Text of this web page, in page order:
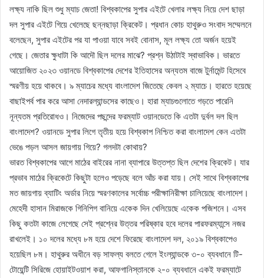
লক্ষ্য নাকি ছিল শুধু ম্যাচ জেতা! বিশ্বকাপের সুপার এইটে খেলার লক্ষ্য নিয়ে দেশ ছাড়া
দল সুপার এইটে গিয়ে খেলেছে ছন্নছাড়া ক্রিকেট। প্রধান কোচ হাথুরুও সংবাদ সম্মেলনে
বলেছেন, সুপার এইটের পর যা পাওয়া যাবে সবই বোনাস, মূল লক্ষ্য তো অর্জন হয়েই
গেছে। জেতার ক্ষুধাটা কি আদৌ ছিল দলের মাঝে? প্রশ্ন উঠাটাই স্বাভাবিক। ভারতে
আয়োজিত ২০২৩ ওয়ানডে বিশ্বকাপের দেশের ইতিহাসের অন্যতম বাজে টুর্নামেন্ট হিসেবে
স্মরণীয় হয়ে থাকবে। ৯ ম্যাচের মধ্যে বাংলাদেশ জিতেছে কেবল ২ ম্যাচে। হারতে হয়েছে
বাছাইপর্ব পার করে আসা নেদারল্যান্ডসের কাছেও। হারা ম্যাচগুলোতে গড়তে পারেনি
নূন্যতম প্রতিরোধও। নিজেদের পছন্দের ফরম্যাট ওয়ানডেতে কি এতটা দুর্বল দল ছিল
বাংলাদেশ? ওয়ানডে সুপার লিগে তৃতীয় হয়ে বিশ্বকাপ নিশ্চিত করা বাংলাদেশ কেন এতটা
ভেঙে পড়ল আসল জায়গায় গিয়ে? গলদটা কোথায়?
ভারত বিশ্বকাপের আগে মাঠের বাইরের নানা ব্যাপারে উত্তপ্ত ছিল দেশের ক্রিকেট। যার
প্রভাব মাঠের ক্রিকেটে কিছুটা হলেও পড়েছে বলে আঁচ করা যায়। সেই সাথে বিশ্বকাপের
মত জায়গায় ব্যাটিং অর্ডার নিয়ে স্মরণকালের সর্বোচ্চ পরীক্ষানিরীক্ষা চালিয়েছে বাংলাদেশ।
মেহেদী হাসান মিরাজকে গিনিপিগ বানিয়ে একেক দিন খেলিয়েছে একেক পজিশনে। এসব
কিছু কতটা কাজে লেগেছে সেই প্রশ্নের উত্তর পরিষ্কার হবে দলের পারফরম্যান্সে নজর
রাখলেই। ১০ দলের মধ্যে ৮ম হয়ে দেশে ফিরেছে বাংলাদেশ দল, ২০১৯ বিশ্বকাপেও
হয়েছিল ৮ম। হাথুরুর অধীনে বড় সাফল্য বলতে গেলে ইংল্যান্ডকে ৩-০ ব্যবধানে টি-
টোয়েন্টি সিরিজে হোয়াইটওয়াশ করা, আফগানিস্তানকে ২-০ ব্যবধানে একই ফরম্যাটে